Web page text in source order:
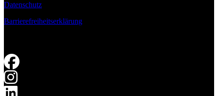
Datenschutz
Barrierefreiheitserklärung